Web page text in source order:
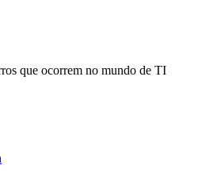
que ocorrem no mundo de TI